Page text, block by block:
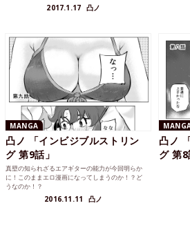
2017.1.17 凸ノ
MANGA
凸ノ 「インビジブルストリン
グ 第9話」
真壁の知られざるエアギターの能力が今回明らか
に！このままエロ漫画になってしまうのか！？ど
うなのか！？
2016.11.11 凸ノ
凸ノ
グ 第8